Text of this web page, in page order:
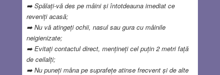
➡Spălați-vă des pe mâini și întotdeauna imediat ce
reveniți acasă;
➡Nu vă atingeți ochii, nasul sau gura cu mâinile
neigienizate;
➡Evitați contactul direct, mențineți cel puțin 2 metri față
de ceilalți;
➡Nu puneți mâna pe suprafețe atinse frecvent și de alte